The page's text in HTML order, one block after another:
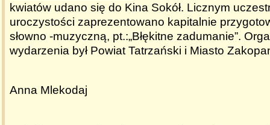
kwiatów udano się do Kina Sokół. Licznym
uroczystości zaprezentowano kapitalnie
słowno -muzyczną, pt.:„Błękitne zadumanie”.
wydarzenia był Powiat Tatrzański i Miasto
Anna Mlekodaj